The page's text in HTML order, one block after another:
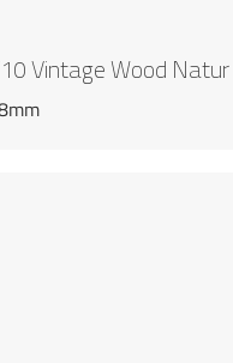
Vintage Wood Natur